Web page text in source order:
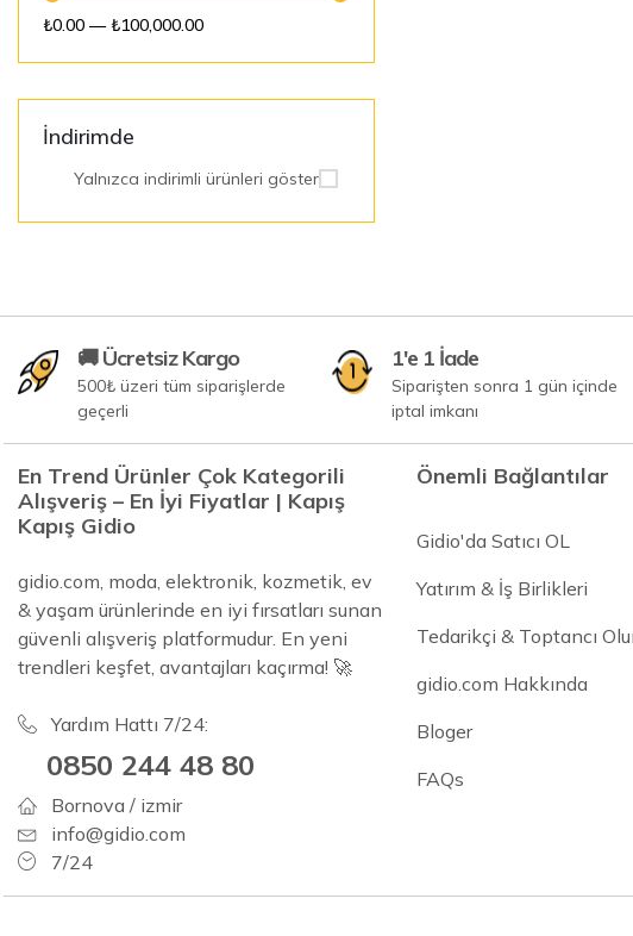
₺0.00 —₺100,000.00
İndirimde
Yalnızca indirimli ürünleri göster
🚚 Ücretsiz Kargo
500₺ üzeri tüm siparişlerde
geçerli
1'e 1 İade
Siparişten sonra 1 gün içinde
iptal imkanı
En Trend Ürünler Çok Kategorili
Alışveriş – En İyi Fiyatlar | Kapış
Kapış Gidio
gidio.com, moda, elektronik, kozmetik, ev
& yaşam ürünlerinde en iyi fırsatları sunan
güvenli alışveriş platformudur. En yeni
trendleri keşfet, avantajları kaçırma! 🚀
Yardım Hattı 7/24:
0850 244 48 80
Bornova / izmir
info@gidio.com
7/24
Önemli Bağlantılar
Gidio'da Satıcı OL
Yatırım & İş Birlikleri
Tedarikçi & Toptancı
gidio.com Hakkında
Bloger
FAQs